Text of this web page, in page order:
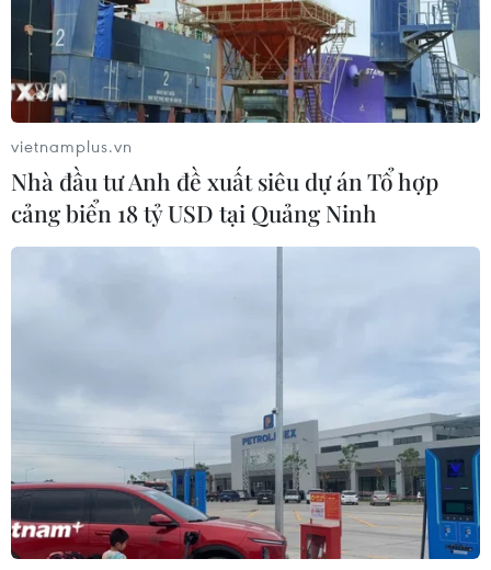
vietnamplus.vn
Nhà đầu tư Anh đề xuất siêu dự án Tổ hợp
cảng biển 18 tỷ USD tại Quảng Ninh